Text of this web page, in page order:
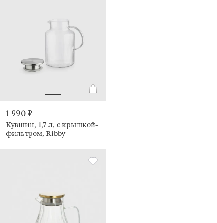
1 990 ₽
Кувшин, 1,7 л, с крышкой-
фильтром, Ribby